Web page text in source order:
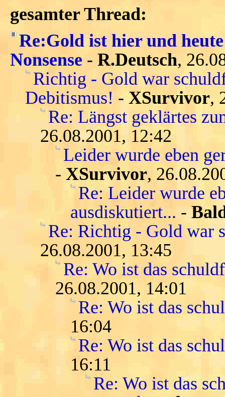
gesamter Thread:
Re:Gold ist hier und
Nonsense - R.Deutsch,
Richtig - Gold war
Debitismus! - XSurvivor,
Re: Längst geklärtes
26.08.2001, 12:42
Leider wurde eben
- XSurvivor,
Re: Leider wurde
ausdiskutiert... -
Re: Richtig - Gold war
26.08.2001, 13:45
Re: Wo ist das
26.08.2001, 14:01
Re: Wo ist das
16:04
Re: Wo ist das
16:11
Re: Wo ist das